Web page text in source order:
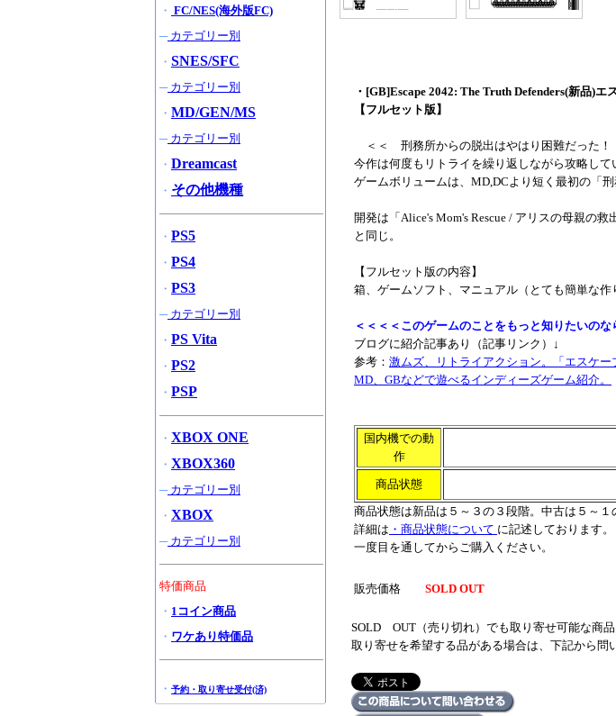
・[GB]Escape 2042: The Truth Defenders(新品)
【フルセット版】
＜＜ 刑務所からの脱出はやはり困難だった
今作は何度もリトライを繰り返しながら攻略して
ゲームボリュームは、MD,DCより短く最初の「刑
開発は「Alice's Mom's Rescue / アリスの母親の救
と同じ。
【フルセット版の内容】
箱、ゲームソフト、マニュアル（とても簡単な作
＜＜＜＜このゲームのことをもっと知りたいのな
ブログに紹介記事あり（記事リンク）↓
参考： 激ムズ、リトライアクション。「エスケー
MD、GBなどで遊べるインディーズゲーム紹介。
国内機での動
作
商品状態
商品状態は新品は５～３の３段階。中古は５～１
詳細は ・商品状態について に記述しております
一度目を通してからご購入ください。
販売価格 SOLD OUT
SOLD OUT（売り切れ）でも取り寄せ可能な商品
取り寄せを希望する品がある場合は、下記から問
・ FC/NES(海外版FC)
─カテゴリー別
・ SNES/SFC
─カテゴリー別
・ MD/GEN/MS
─カテゴリー別
・ Dreamcast
・ その他機種
・ PS5
・ PS4
・ PS3
─カテゴリー別
・ PS Vita
・ PS2
・ PSP
・ XBOX ONE
・ XBOX360
─カテゴリー別
・ XBOX
─カテゴリー別
特価商品
・ 1コイン商品
・ ワケあり特価品
・ 予約・取り寄せ受付(済)